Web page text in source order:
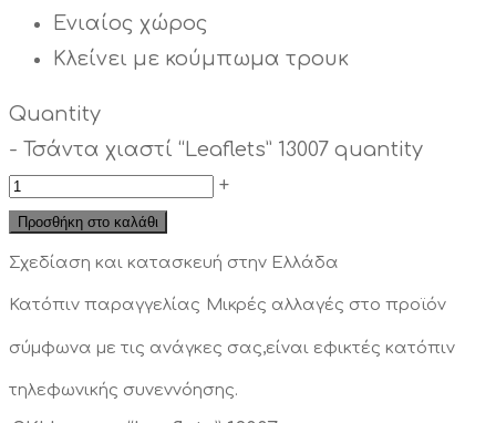
Ενιαίος χώρος
Κλείνει με κούμπωμα τρουκ
Quantity
- Τσάντα χιαστί “Leaflets” 13007 quantity
+
Προσθήκη στο καλάθι
Σχεδίαση και κατασκευή στην Ελλάδα
Κατόπιν παραγγελίας Μικρές αλλαγές στο προϊόν
σύμφωνα με τις ανάγκες σας,είναι εφικτές κατόπιν
τηλεφωνικής συνεννόησης.